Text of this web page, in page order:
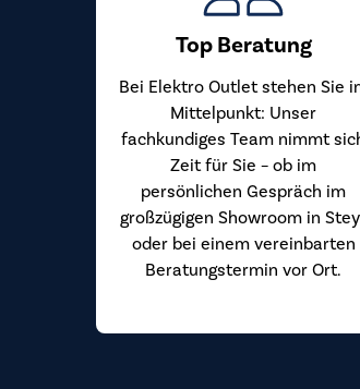
Top Beratung
Bei Elektro Outlet stehen Sie
Mittelpunkt: Unser
fachkundiges Team nimmt
Zeit für Sie – ob im
persönlichen Gespräch im
großzügigen Showroom in
oder bei einem vereinbarten
Beratungstermin vor Ort.